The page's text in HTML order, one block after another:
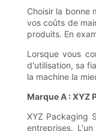
Choisir la bonne
vos coûts de
produits. En
Lorsque vous
d'utilisation, sa
la machine la
Marque A : XYZ
XYZ Packaging
entreprises.